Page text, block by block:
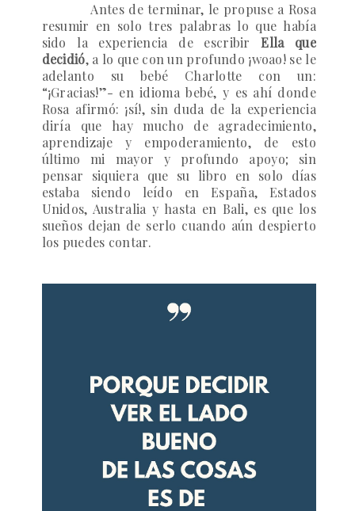
Antes de terminar, le propuse a Rosa
resumir en solo tres palabras lo que había
sido la experiencia de escribirElla que
decidió, a lo que con un profundo ¡woao! se le
adelanto su bebé Charlotte con un:
“¡Gracias!”- en idioma bebé, y es ahí donde
Rosa afirmó: ¡sí!, sin duda de la experiencia
diría que hay mucho de agradecimiento,
aprendizaje y empoderamiento, de esto
último mi mayor y profundo apoyo; sin
pensar siquiera que su libro en solo días
estaba siendo leído en España, Estados
Unidos, Australia y hasta en Bali, es que los
sueños dejan de serlo cuando aún despierto
los puedes contar.